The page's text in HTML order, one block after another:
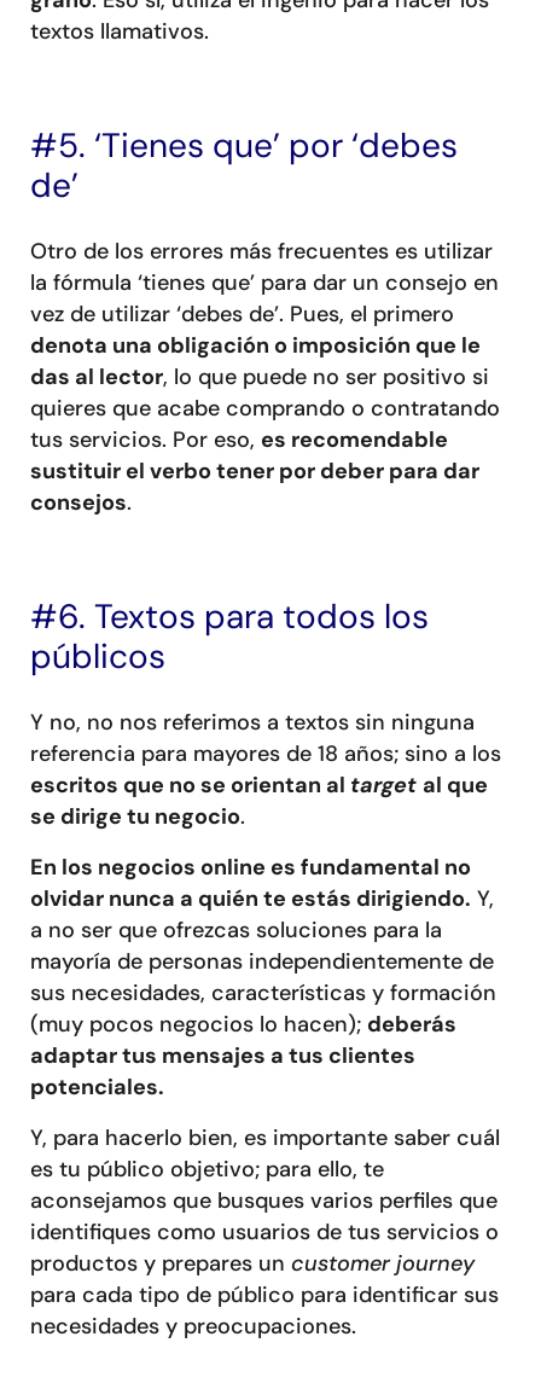
textos llamativos.
#5. ‘Tienes que’ por ‘debes
de’
Otro de los errores más frecuentes es utilizar
la fórmula ‘tienes que’ para dar un consejo en
vez de utilizar ‘debes de’. Pues, el primero
denota una obligación o imposición que le
das al lector, lo que puede no ser positivo si
quieres que acabe comprando o contratando
tus servicios. Por eso, es recomendable
sustituir el verbo tener por deber para dar
consejos.
#6. Textos para todos los
públicos
Y no, no nos referimos a textos sin ninguna
referencia para mayores de 18 años; sino a los
escritos que no se orientan al target al que
se dirige tu negocio.
En los negocios online es fundamental no
olvidar nunca a quién te estás dirigiendo. Y,
a no ser que ofrezcas soluciones para la
mayoría de personas independientemente de
sus necesidades, características y formación
(muy pocos negocios lo hacen); deberás
adaptar tus mensajes a tus clientes
potenciales.
Y, para hacerlo bien, es importante saber cuál
es tu público objetivo; para ello, te
aconsejamos que busques varios perfiles que
identifiques como usuarios de tus servicios o
productos y prepares un customer journey
para cada tipo de público para identificar sus
necesidades y preocupaciones.